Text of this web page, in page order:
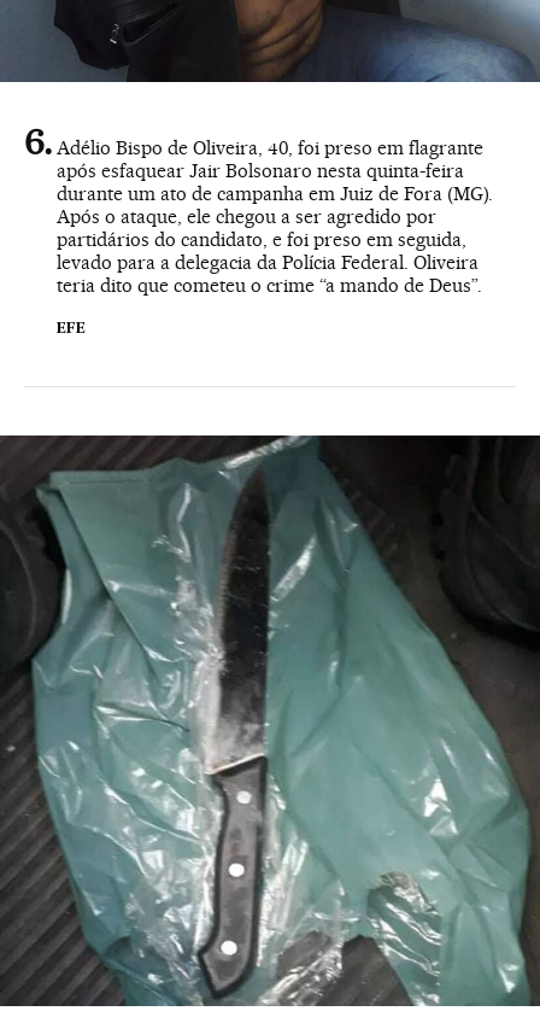
Adélio Bispo de Oliveira, 40, foi preso em flagrante
após esfaquear Jair Bolsonaro nesta quinta-feira
durante um ato de campanha em Juiz de Fora (MG).
Após o ataque, ele chegou a ser agredido por
partidários do candidato, e foi preso em seguida,
levado para a delegacia da Polícia Federal. Oliveira
teria dito que cometeu o crime “a mando de Deus”.
EFE